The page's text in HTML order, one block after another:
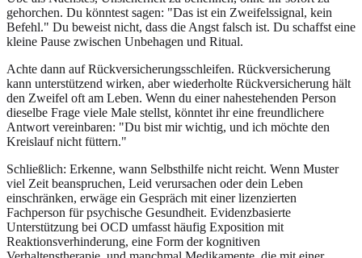
gehorchen. Du könntest sagen: "Das ist ein Zweifelssignal, kein
Befehl." Du beweist nicht, dass die Angst falsch ist. Du schaffst eine
kleine Pause zwischen Unbehagen und Ritual.
Achte dann auf Rückversicherungsschleifen. Rückversicherung
kann unterstützend wirken, aber wiederholte Rückversicherung hält
den Zweifel oft am Leben. Wenn du einer nahestehenden Person
dieselbe Frage viele Male stellst, könntet ihr eine freundlichere
Antwort vereinbaren: "Du bist mir wichtig, und ich möchte den
Kreislauf nicht füttern."
Schließlich: Erkenne, wann Selbsthilfe nicht reicht. Wenn Muster
viel Zeit beanspruchen, Leid verursachen oder dein Leben
einschränken, erwäge ein Gespräch mit einer lizenzierten
Fachperson für psychische Gesundheit. Evidenzbasierte
Unterstützung bei OCD umfasst häufig Exposition mit
Reaktionsverhinderung, eine Form der kognitiven